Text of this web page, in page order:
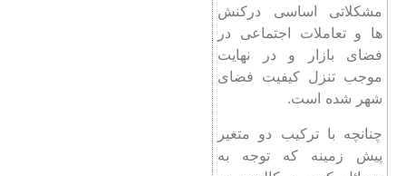
مشکلاتی اساسی درکنش
ها و تعاملات اجتماعی در
فضای بازار و در نهایت
موجب تنزل کیفیت فضای
شهر شده است.
چنانچه با ترکیب دو متغیر
پیش زمینه که توجه به